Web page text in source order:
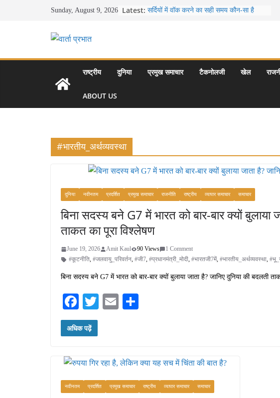
Sunday, August 9, 2026 Latest: सर्दियों में वॉक करने का सही समय कौन-सा है
भारत की सबसे खूबसूरत सड़क यात्राएँ: दार्जिलिंग
से लद्दाख तक का सफर
राष्ट्रीय दुनिया प्रमुख समाचार टैकनोलजी खेल
ABOUT US
#भारतीय_अर्थव्यवस्था
दुनिया नवीनतम प्रदर्शित प्रमुख समाचार राजनीति राष्ट्रीय व्यापार समाचार समाचार
बिना सदस्य बने G7 में भारत को बार-बार क्यों बुलाया
ताकत का पूरा विश्लेषण
June 19, 2026 Amit Kaul 90 Views
1 Comment
#कूटनीति, #जलवायु_परिवर्तन, #जी7, #प्रधानमंत्री_मोदी, #भारतजी7में, #भारतीय_अर्थव्यवस्था,
बिना सदस्य बने G7 में भारत को बार-बार क्यों बुलाया जाता है? जानिए दुनिया की बदलती
Fa
ce
bo
T
E
अधिक पढ़ें
नवीनतम प्रदर्शित प्रमुख समाचार राष्ट्रीय व्यापार समाचार समाचार